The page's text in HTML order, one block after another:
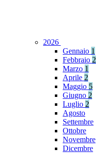
2026
Gennaio 1
Febbraio 2
Marzo 1
Aprile 2
Maggio 5
Giugno 2
Luglio 2
Agosto
Settembre
Ottobre
Novembre
Dicembre